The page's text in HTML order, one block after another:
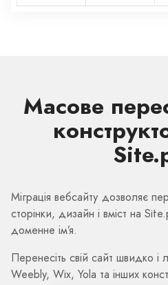
Масове
Міграція вебсайту дозволяє
сторінки, дизайн і вміст на
доменне ім’я.
Перенесіть свій сайт швидко
Weebly, Wix, Yola та інших